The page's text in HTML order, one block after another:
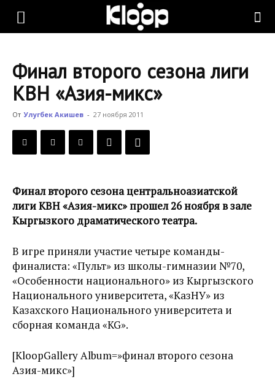
KLOOP.KG
Новости
Финал второго сезона лиги
КВН «Азия-микс»
От Улугбек Акишев - 27 ноября 2011
Финал второго сезона центральноазиатской
лиги КВН «Азия-микс» прошел 26 ноября в зале
Кыргызкого драматического театра.
В игре приняли участие четыре команды-
финалиста: «Пульт» из школы-гимназии №70,
«Особенности национального» из Кыргызского
Национального университета, «КазНУ» из
Казахского Национального университета и
сборная команда «KG».
[KloopGallery Album=»финал второго сезона
Азия-микс»]